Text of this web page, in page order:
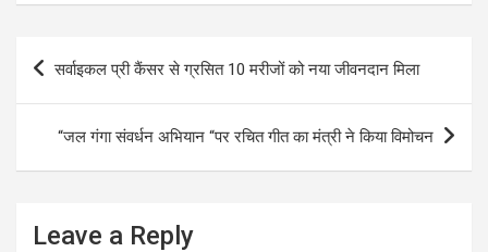
Post
navigation
सर्वाइकल प्री कैंसर से ग्रसित 10 मरीजों को नया जीवनदान मिला
“जल गंगा संवर्धन अभियान “पर रचित गीत का मंत्री ने किया विमोचन
Leave a Reply